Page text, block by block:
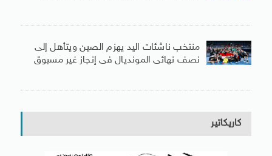
منتخب ناشئات اليد يهزم الصين ويتأهل إلى
نصف نهائى المونديال فى إنجاز غير مسبوق
كاريكاتير